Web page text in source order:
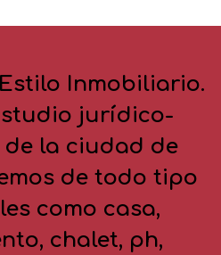
Inmobiliario.
jurídico-
la ciudad de
de todo tipo
como casa,
chalet, ph,